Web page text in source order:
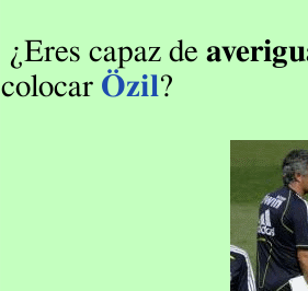
¿Eres capaz de
colocar Özil?